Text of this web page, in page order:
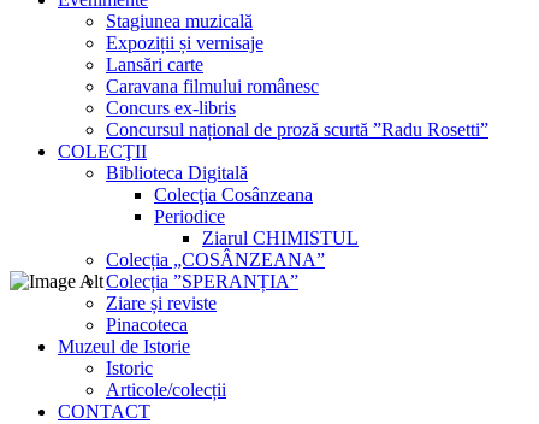
Stagiunea muzicală
Expoziții și vernisaje
Lansări carte
Caravana filmului românesc
Concurs ex-libris
Concursul național de proză scurtă ”Radu Rosetti”
COLECŢII
Biblioteca Digitală
Colecţia Cosânzeana
Periodice
Ziarul CHIMISTUL
Colecția „COSÂNZEANA”
Colecția ”SPERANȚIA”
Ziare și reviste
Pinacoteca
Muzeul de Istorie
Istoric
Articole/colecții
CONTACT